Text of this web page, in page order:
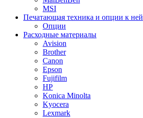
MSI
Печатающая техника и опции к ней
Опции
Расходные материалы
Avision
Brother
Canon
Epson
Fujifilm
HP
Konica Minolta
Kyocera
Lexmark